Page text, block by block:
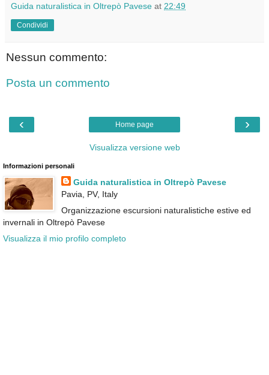
Guida naturalistica in Oltrepò Pavese at 22:49
Condividi
Nessun commento:
Posta un commento
‹ ›
Home page
Visualizza versione web
Informazioni personali
Guida naturalistica in Oltrepò Pavese
Pavia, PV, Italy
Organizzazione escursioni naturalistiche estive ed
invernali in Oltrepò Pavese
Visualizza il mio profilo completo